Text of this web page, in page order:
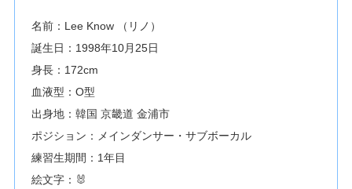
名前：Lee Know （リノ）
誕生日：1998年10月25日
身長：172cm
血液型：O型
出身地：韓国 京畿道 金浦市
ポジション：メインダンサー・サブボーカル
練習生期間：1年目
絵文字：🐰